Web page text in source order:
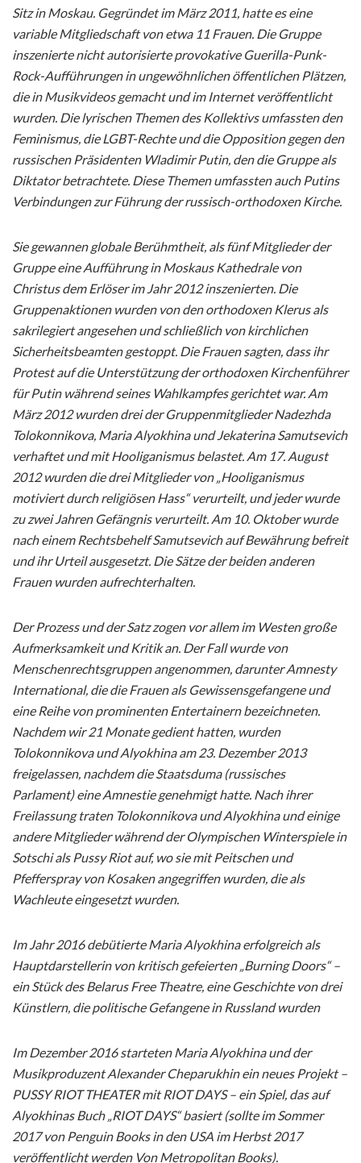
Sitz in Moskau. Gegründet im März 2011, hatte es eine
variable Mitgliedschaft von etwa 11 Frauen. Die Gruppe
inszenierte nicht autorisierte provokative Guerilla-Punk-
Rock-Aufführungen in ungewöhnlichen öffentlichen Plätzen,
die in Musikvideos gemacht und im Internet veröffentlicht
wurden. Die lyrischen Themen des Kollektivs umfassten den
Feminismus, die LGBT-Rechte und die Opposition gegen den
russischen Präsidenten Wladimir Putin, den die Gruppe als
Diktator betrachtete. Diese Themen umfassten auch Putins
Verbindungen zur Führung der russisch-orthodoxen Kirche.
Sie gewannen globale Berühmtheit, als fünf Mitglieder der
Gruppe eine Aufführung in Moskaus Kathedrale von
Christus dem Erlöser im Jahr 2012 inszenierten. Die
Gruppenaktionen wurden von den orthodoxen Klerus als
sakrilegiert angesehen und schließlich von kirchlichen
Sicherheitsbeamten gestoppt. Die Frauen sagten, dass ihr
Protest auf die Unterstützung der orthodoxen Kirchenführer
für Putin während seines Wahlkampfes gerichtet war. Am
März 2012 wurden drei der Gruppenmitglieder Nadezhda
Tolokonnikova, Maria Alyokhina und Jekaterina Samutsevich
verhaftet und mit Hooliganismus belastet. Am 17. August
2012 wurden die drei Mitglieder von „Hooliganismus
motiviert durch religiösen Hass“ verurteilt, und jeder wurde
zu zwei Jahren Gefängnis verurteilt. Am 10. Oktober wurde
nach einem Rechtsbehelf Samutsevich auf Bewährung befreit
und ihr Urteil ausgesetzt. Die Sätze der beiden anderen
Frauen wurden aufrechterhalten.
Der Prozess und der Satz zogen vor allem im Westen große
Aufmerksamkeit und Kritik an. Der Fall wurde von
Menschenrechtsgruppen angenommen, darunter Amnesty
International, die die Frauen als Gewissensgefangene und
eine Reihe von prominenten Entertainern bezeichneten.
Nachdem wir 21 Monate gedient hatten, wurden
Tolokonnikova und Alyokhina am 23. Dezember 2013
freigelassen, nachdem die Staatsduma (russisches
Parlament) eine Amnestie genehmigt hatte. Nach ihrer
Freilassung traten Tolokonnikova und Alyokhina und einige
andere Mitglieder während der Olympischen Winterspiele in
Sotschi als Pussy Riot auf, wo sie mit Peitschen und
Pfefferspray von Kosaken angegriffen wurden, die als
Wachleute eingesetzt wurden.
Im Jahr 2016 debütierte Maria Alyokhina erfolgreich als
Hauptdarstellerin von kritisch gefeierten „Burning Doors“ –
ein Stück des Belarus Free Theatre, eine Geschichte von drei
Künstlern, die politische Gefangene in Russland wurden
Im Dezember 2016 starteten Maria Alyokhina und der
Musikproduzent Alexander Cheparukhin ein neues Projekt –
PUSSY RIOT THEATER mit RIOT DAYS – ein Spiel, das auf
Alyokhinas Buch „RIOT DAYS“ basiert (sollte im Sommer
2017 von Penguin Books in den USA im Herbst 2017
veröffentlicht werden Von Metropolitan Books).